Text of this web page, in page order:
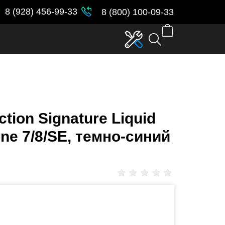
in
8 (928) 456-99-33 8 (800) 100-09-33
Signature Liquid
7/8/SE, темно-синий